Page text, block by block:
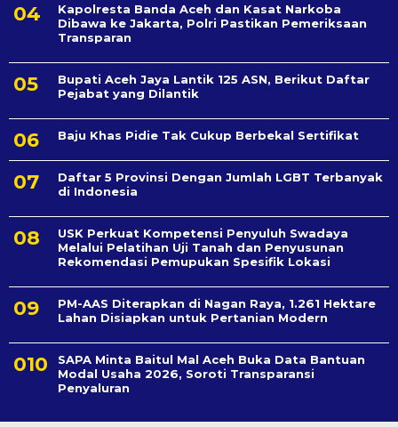
Kapolresta Banda Aceh dan Kasat Narkoba
Dibawa ke Jakarta, Polri Pastikan Pemeriksaan
Transparan
Bupati Aceh Jaya Lantik 125 ASN, Berikut Daftar
Pejabat yang Dilantik
Baju Khas Pidie Tak Cukup Berbekal Sertifikat
Daftar 5 Provinsi Dengan Jumlah LGBT Terbanyak
di Indonesia
USK Perkuat Kompetensi Penyuluh Swadaya
Melalui Pelatihan Uji Tanah dan Penyusunan
Rekomendasi Pemupukan Spesifik Lokasi
PM-AAS Diterapkan di Nagan Raya, 1.261 Hektare
Lahan Disiapkan untuk Pertanian Modern
SAPA Minta Baitul Mal Aceh Buka Data Bantuan
Modal Usaha 2026, Soroti Transparansi
Penyaluran